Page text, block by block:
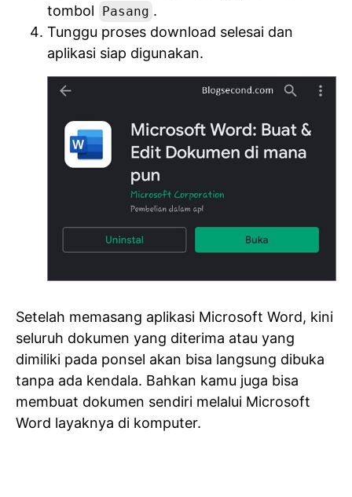
tombol
Pasang .
Tunggu proses download selesai dan
aplikasi siap digunakan.
Setelah memasang aplikasi Microsoft Word, kini
seluruh dokumen yang diterima atau yang
dimiliki pada ponsel akan bisa langsung dibuka
tanpa ada kendala. Bahkan kamu juga bisa
membuat dokumen sendiri melalui Microsoft
Word layaknya di komputer.